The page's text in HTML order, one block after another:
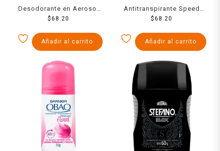
Desodorante en Aerosol
Stefano Black Protección
$68.20
Añadir al carrito
Antitranspirante Speed
Stick 24/7 xtreme ultra
caballero 91 g
$68.20
Añadir al carrito